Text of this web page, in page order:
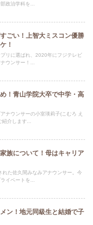
政治学科を...
ごい！上智大ミスコン優勝
！
リに選ばれ、2020年にフジテレビ
ウンサー！...
！青山学院大卒で中学・高
ナウンサーの小室瑛莉子(こむろ え
介します...
族について！母はキャリア
た佐久間みなみアナウンサー。今
イベートを...
ン！地元同級生と結婚で子